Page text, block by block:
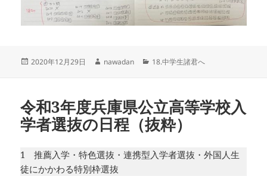
投
2020年12月29日
作
nawadan
カ
ー
18.中学生諸君へ
令和3年度兵庫県公立高等学校入
学者選抜の日程（抜粋）
1 推薦入学・特色選抜・連携型入学者選抜・外国人生
徒にかかわる特別枠選抜